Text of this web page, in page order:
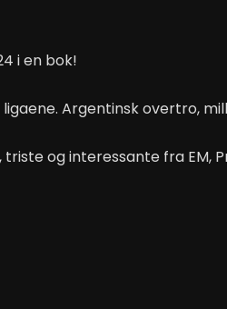
i en bok!
Argentinsk overtro,
og interessante fra EM,